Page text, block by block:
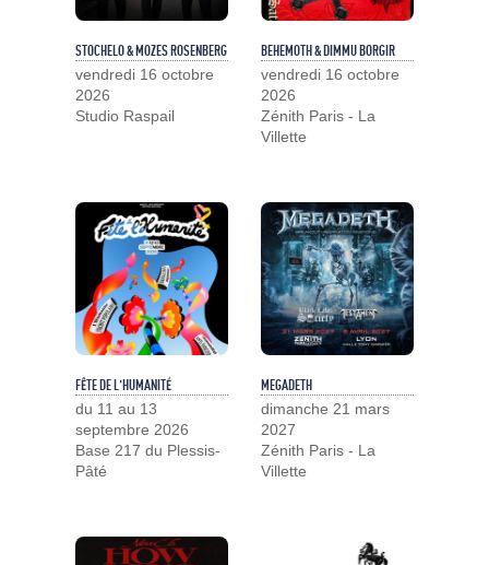
STOCHELO & MOZES ROSENBERG
vendredi 16 octobre
2026
Studio Raspail
BEHEMOTH & DIMMU BORGIR
vendredi 16 octobre
2026
Zénith Paris - La
Villette
FÊTE DE L'HUMANITÉ
du 11 au 13
septembre 2026
Base 217 du Plessis-
Pâté
MEGADETH
dimanche 21 mars
2027
Zénith Paris - La
Villette